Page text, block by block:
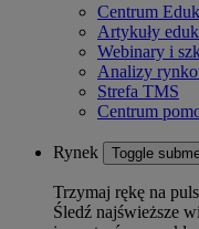
Centrum
Artykuły
Webinary i
Analizy
Strefa TMS
Centrum
Rynek Toggle
Trzymaj rękę na
Śledź najświeższe